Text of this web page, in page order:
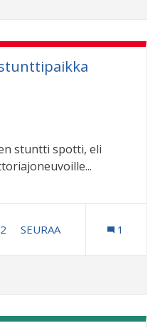
stuntti spotti, eli
Liikunta ja ulkoilu
2 2 SEURAAJAA
SEURAA 1